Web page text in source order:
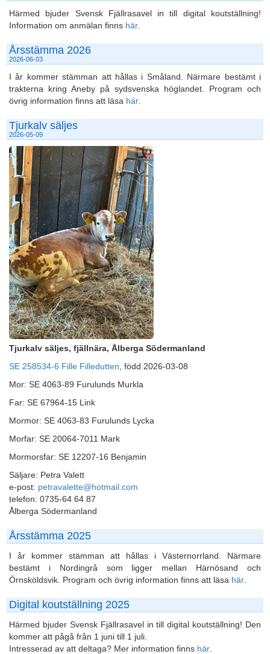
Härmed bjuder Svensk Fjällrasavel in till digital koutställning!
Information om anmälan finns här
Årsstämma 2026
2026-06-03
I år kommer stämman att hållas i Småland. Närmare bestämt i
trakterna kring Aneby på sydsvenska höglandet. Program och
övrig information finns att läsa här
Tjurkalv säljes
2026-05-09
Tjurkalv säljes, fjällnära, Ålberga Södermanland
SE 258534-6 Fille Filledutten , född 2026-03-08
Mor: SE 4063-89 Furulunds Murkla
Far: SE 67964-15 Link
Mormor: SE 4063-83 Furulunds Lycka
Morfar: SE 20064-7011 Mark
Mormorsfar: SE 12207-16 Benjamin
Säljare: Petra Valett
e-post: petravalette@hotmail.com
telefon: 0735-64 64 87
Ålberga Södermanland
Årsstämma 2025
I år kommer stämman att hållas i Västernorrland. Närmare
bestämt i Nordingrå som ligger mellan Härnösand och
Örnsköldsvik. Program och övrig information finns att läsa här
Digital koutställning 2025
Härmed bjuder Svensk Fjällrasavel in till digital koutställning! Den
kommer att pågå från 1 juni till 1 juli.
Intresserad av att deltaga? Mer information finns här